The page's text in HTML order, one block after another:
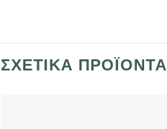
ΣΧΕΤΙΚΆ ΠΡΟΪΌΝΤΑ